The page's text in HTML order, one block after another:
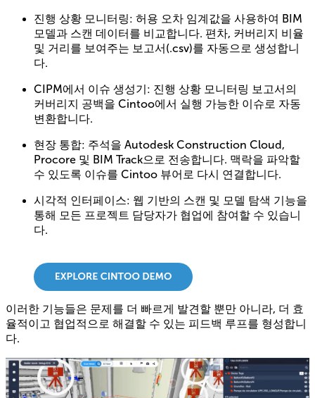
진행 상황 모니터링: 허용 오차 임계값을 사용하여 BIM
모델과 스캔 데이터를 비교합니다. 편차, 커버리지 비율
및 거리를 보여주는 보고서(.csv)를 자동으로 생성합니
다.
CIPM에서 이슈 생성기: 진행 상황 모니터링 보고서의
커버리지 공백을 Cintoo에서 실행 가능한 이슈로 자동
변환합니다.
현장 통합: 주석을 Autodesk Construction Cloud,
Procore 및 BIM Track으로 전송합니다. 맥락을 파악할
수 있도록 이슈를 Cintoo 뷰어로 다시 연결합니다.
시각적 인터페이스: 웹 기반의 스캔 및 모델 탐색 기능을
통해 모든 프로젝트 담당자가 협업에 참여할 수 있습니
다.
이러한 기능들은 문제를 더 빠르게 발견할 뿐만 아니라, 더 효
율적이고 협업적으로 해결할 수 있는 피드백 루프를 형성합니
다.